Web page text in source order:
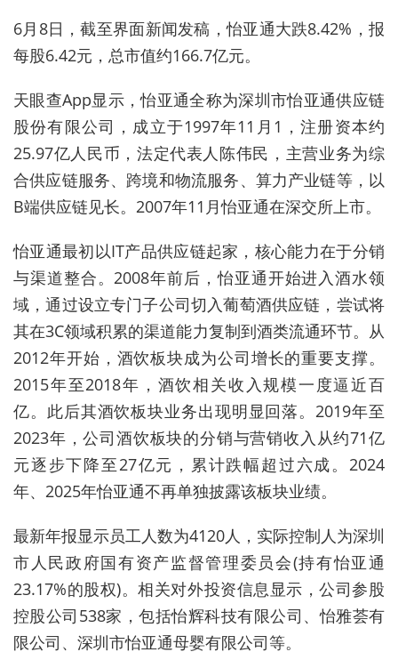
6月 8日，截至界面新闻发稿，怡亚通大跌8.42% ，报
每股6.42元，总市值约166.7亿元。
天眼查App显示，怡亚通全称为深圳市怡亚通供应链
股份有限公司，成立于1997年11 月 1 ，注册资本约
25.97亿人民币，法定代表人陈伟民，主营业务为综
合供应链服务、跨境和物流服务、算力产业链等，以
B端供应链见长。 2007年11 月怡亚通在深交所上市。
怡亚通最初以IT产品供应链起家，核心能力在于分销
与渠道整合。2008年前后，怡亚通开始进入酒水领
域，通过设立专门子公司切入葡萄酒供应链，尝试将
其在3C领域积累的渠道能力复制到酒类流通环节。从
2012年开始，酒饮板块成为公司增长的重要支撑。
2015年至2018年，酒饮相关收入规模一度逼近百
亿。此后其酒饮板块业务出现明显回落。2019年至
2023年，公司酒饮板块的分销与营销收入从约71亿
元逐步下降至27亿元，累计跌幅超过六成。2024
年、 2025年怡亚通不再单独披露该板块业绩。
最新年报显示员工人数为4120人，实际控制人为深圳
市人民政府国有资产监督管理委员会(持有怡亚通
23.17%的股权)。相关对外投资信息显示，公司参股
控股公司 538家，包括怡辉科技有限公司、怡雅荟有
限公司、深圳市怡亚通母婴有限公司等。